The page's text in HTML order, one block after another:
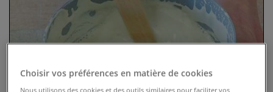
Choisir vos préférences en matière de cookies
Nous utilisons des cookies et des outils similaires pour faciliter vos